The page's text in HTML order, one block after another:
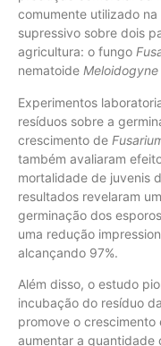
comumente utilizado
supressivo sobre dois
agricultura: o fungo
nematoide
Experimentos
resíduos sobre a
crescimento de
também avaliaram
mortalidade de juvenis
resultados revelaram
germinação dos
uma redução
alcançando 97%.
Além disso, o estudo
incubação do resíduo
promove o
aumentar a quantidade